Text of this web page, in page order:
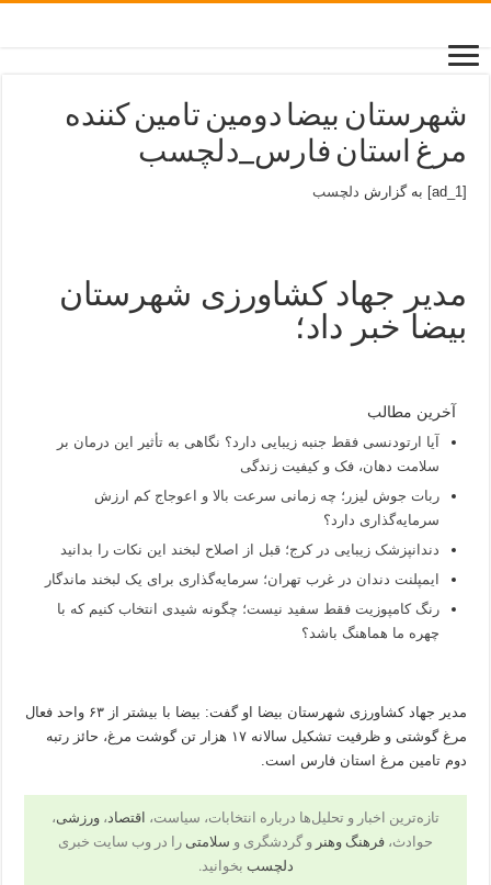
شهرستان بیضا دومین تامین کننده
مرغ استان فارس_دلچسب
[ad_1] به گزارش دلچسب
مدیر جهاد کشاورزی شهرستان
بیضا خبر داد؛
آخرین مطالب
آیا ارتودنسی فقط جنبه زیبایی دارد؟ نگاهی به تأثیر این درمان بر
سلامت دهان، فک و کیفیت زندگی
ربات جوش لیزر؛ چه زمانی سرعت بالا و اعوجاج کم ارزش
سرمایه‌گذاری دارد؟
دندانپزشک زیبایی در کرج؛ قبل از اصلاح لبخند این نکات را بدانید
ایمپلنت دندان در غرب تهران؛ سرمایه‌گذاری برای یک لبخند ماندگار
رنگ کامپوزیت فقط سفید نیست؛ چگونه شیدی انتخاب کنیم که با
چهره ما هماهنگ باشد؟
مدیر جهاد کشاورزی شهرستان بیضا او گفت: بیضا با بیشتر از ۶۳ واحد فعال
مرغ گوشتی و ظرفیت تشکیل سالانه ۱۷ هزار تن گوشت مرغ، حائز رتبه
دوم تامین مرغ استان فارس است.
تازه‌ترین اخبار و تحلیل‌ها درباره انتخابات، سیاست، اقتصاد، ورزشی،
حوادث، فرهنگ وهنر و گردشگری و سلامتی را در وب سایت خبری
دلچسب بخوانید.